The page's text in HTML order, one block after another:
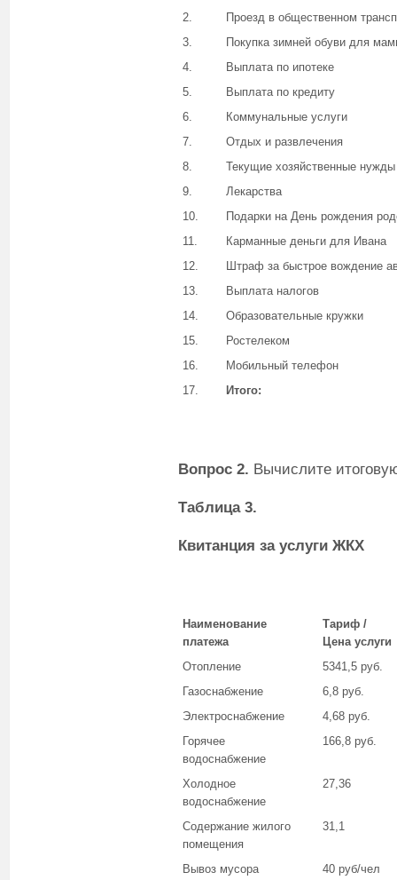
2.
Проезд в общественном
3.
Покупка зимней обуви для
4.
Выплата по ипотеке
5.
Выплата по кредиту
6.
Коммунальные услуги
7.
Отдых и развлечения
8.
Текущие хозяйственные нужды
9.
Лекарства
10.
Подарки на День рождения
11.
Карманные деньги для Ивана
12.
Штраф за быстрое вождение
13.
Выплата налогов
14.
Образовательные кружки
15.
Ростелеком
16.
Мобильный телефон
17.
Итого:
Вопрос 2. Вычислите
Таблица 3.
Квитанция за услуги ЖКХ
Наименование
платежа
Тариф /
Цена услуги
Отопление
5341,5 руб.
Газоснабжение
6,8 руб.
Электроснабжение
4,68 руб.
Горячее
водоснабжение
166,8 руб.
Холодное
водоснабжение
27,36
Содержание жилого
помещения
31,1
Вывоз мусора
40 руб/чел